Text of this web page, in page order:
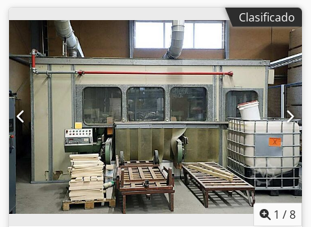
Clasificado
1 /8